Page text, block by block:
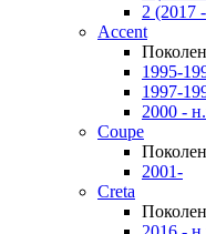
2 (2017
Accent
1995-
1997-
2000 -
Coupe
2001-
Creta